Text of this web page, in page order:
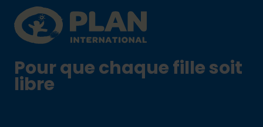
Plan International logo
Pour que chaque fille soit
libre